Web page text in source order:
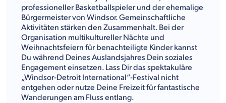
professioneller Basketballspieler und der ehemalige
Bürgermeister von Windsor. Gemeinschaftliche
Aktivitäten stärken den Zusammenhalt. Bei der
Organisation multikultureller Nächte und
Weihnachtsfeiern für benachteiligte Kinder kannst
Du während Deines Auslandsjahres Dein soziales
Engagement einsetzen. Lass Dir das spektakuläre
„Windsor-Detroit International“-Festival nicht
entgehen oder nutze Deine Freizeit für fantastische
Wanderungen am Fluss entlang.